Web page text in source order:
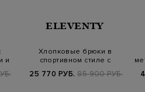
и
ELEVENTY
Хлопковые брюки в
спортивном стиле с
25 770 РУБ. 85 900 РУБ.